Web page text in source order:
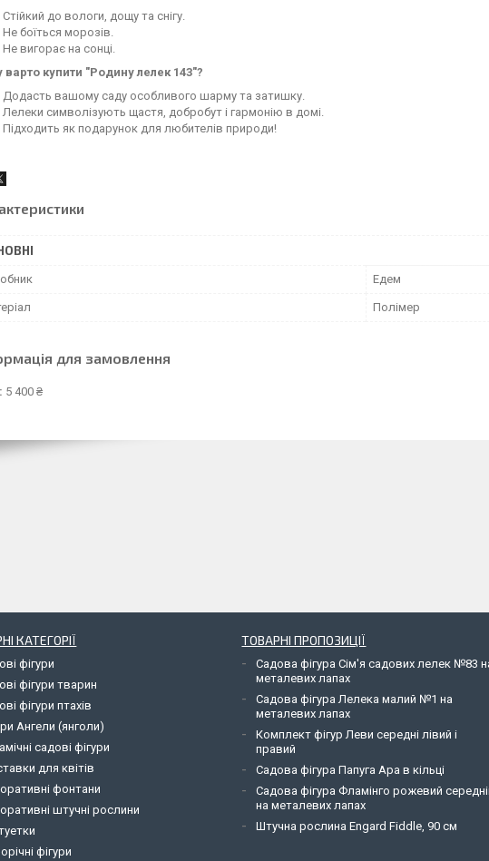
Стійкий до вологи, дощу та снігу.
Не боїться морозів.
Не вигорає на сонці.
варто купити "Родину лелек 143"?
Додасть вашому саду особливого шарму та затишку.
Лелеки символізують щастя, добробут і гармонію в домі.
Підходить як подарунок для любителів природи!
Едем
Полімер
для замовлення
5 400 ₴
КАТЕГОРІЇ
фігури
фігури тварин
фігури птахів
Ангели (янголи)
садові фігури
для квітів
фонтани
штучні рослини
фігури
ТОВАРНІ ПРОПОЗИЦІЇ
Садова фігура Сім'я садових лелек №83
металевих лапах
Садова фігура Лелека малий №1 на
металевих лапах
Комплект фігур Леви середні лівий і
правий
Садова фігура Папуга Ара в кільці
Садова фігура Фламінго рожевий
на металевих лапах
Штучна рослина Engard Fiddle, 90 см